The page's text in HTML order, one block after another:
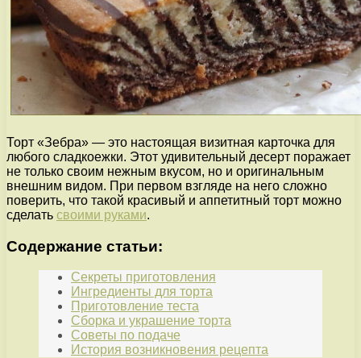
Торт «Зебра» — это настоящая визитная карточка для
любого сладкоежки. Этот удивительный десерт поражает
не только своим нежным вкусом, но и оригинальным
внешним видом. При первом взгляде на него сложно
поверить, что такой красивый и аппетитный торт можно
сделать своими руками.
Содержание статьи:
Секреты приготовления
Ингредиенты для торта
Приготовление теста
Сборка и украшение торта
Советы по подаче
История возникновения рецепта